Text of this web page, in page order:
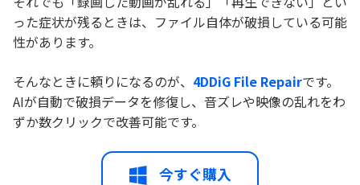
った症状が残るときは、ファイル自体が破損している可能
性があります。
そんなときに頼りになるのが、 4DDiG File Repairです。
AIが自動で破損データを修復し、音ズレや映像の乱れをわ
ずか数クリックで改善可能です。
今すぐ購入